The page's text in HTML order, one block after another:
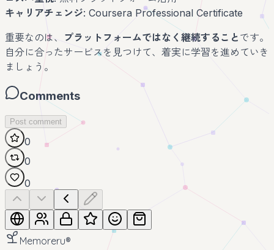
キャリアチェンジ: Coursera Professional Certificate
重要なのは、 プラットフォームではなく継続すること です。
自分に合ったサービスを見つけて、着実に学習を進めていき
ましょう。
Comments
Post comment
0
0
0
Memoreru®